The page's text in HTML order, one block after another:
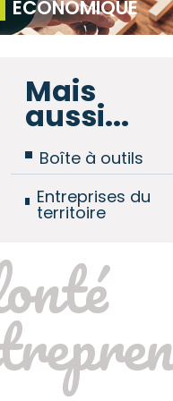
ÉCONOMIQUE
Mais
aussi...
Boîte à outils
Entreprises du
territoire